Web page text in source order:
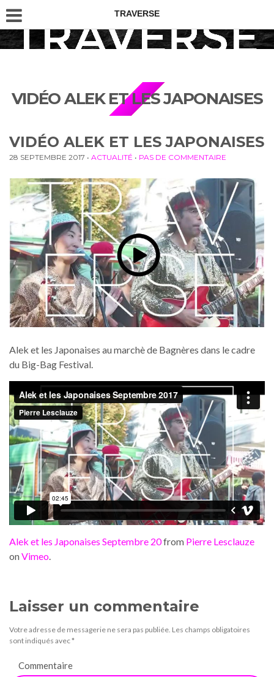
TRAVERSE
VIDÉO ALEK ET LES JAPONAISES
VIDÉO ALEK ET LES JAPONAISES
28 SEPTEMBRE 2017 • ACTUALITÉ • PAS DE COMMENTAIRE
Alek et les Japonaises au marchè de Bagnères dans le cadre
du Big-Bag Festival.
Alek et les Japonaises Septembre 20from Pierre Lesclauze
onVimeo.
Laisser un commentaire
Votre adresse de messagerie ne sera pas publiée. Les champs obligatoires
sont indiqués avec*
Commentaire